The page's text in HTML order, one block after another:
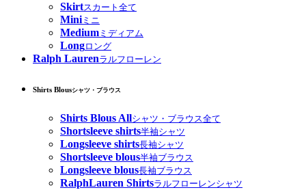
Skirtスカート全て
Miniミニ
Medium ミディアム
Longロング
Ralph Laurenラルフローレン
Shirts Blousシャツ・ブラウス
Shirts Blous Allシャツ・ブラウス全て
Shortsleeve shirts半袖シャツ
Longsleeve shirts長袖シャツ
Shortsleeve blous半袖ブラウス
Longsleeve blous長袖ブラウス
RalphLauren Shirtsラルフローレンシャツ